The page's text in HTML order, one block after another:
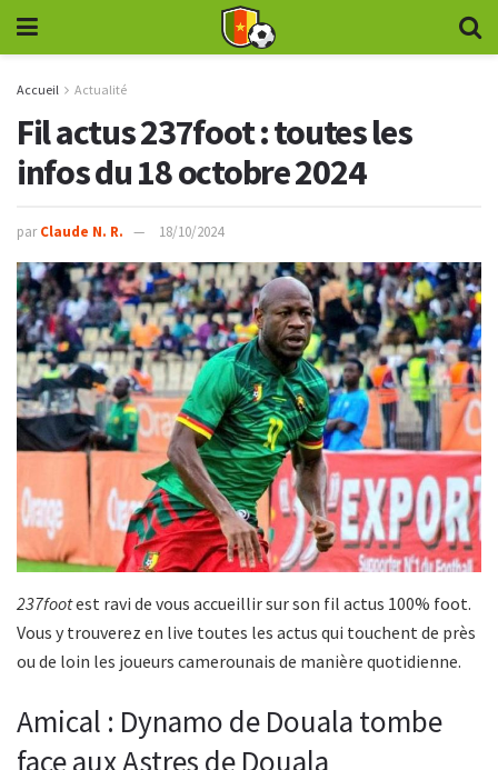
Accueil Actualité
Fil actus 237foot : toutes les
infos du 18 octobre 2024
par Claude N. R. 18/10/2024
237footest ravi de vous accueillir sur son fil actus 100% foot.
Vous y trouverez en live toutes les actus qui touchent de près
ou de loin les joueurs camerounais de manière quotidienne.
Amical : Dynamo de Douala tombe
face aux Astres de Douala